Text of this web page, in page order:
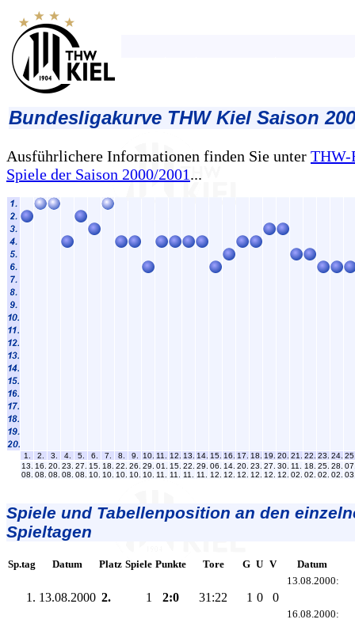
Bundesligakurve THW Kiel Saison
Ausführlichere Informationen finden Sie unter THW-
Spiele der Saison 2000/2001...
1. 2. 3. 4. 5. 6. 7. 8. 9. 10. 11. 12. 13. 14. 15. 16. 17. 18. 19. 20. 21. 22. 23. 24.
13.
08.
16.
08.
20.
08.
23.
08.
27.
08.
15.
10.
18.
10.
22.
10.
26.
10.
29.
10.
01.
11.
15.
11.
22.
11.
29.
11.
06.
12.
14.
12.
20.
12.
23.
12.
27.
12.
30.
12.
11.
02.
18.
02.
25.
02.
28.
02.
Spiele und Tabellenposition an den
Spieltagen
Sp.tag Datum Platz Spiele Punkte Tore G U V
Datum
13.08.2000:
1. 13.08.2000 2. 1 2:0 31:22 1 0 0
16.08.2000: